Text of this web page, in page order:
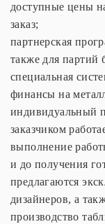
доступные цены
заказ;
партнерская
также для партий
специальная
финансы на
индивидуальный
заказчиком
выполнение
и до получения
предлагаются
дизайнеров, а
производство